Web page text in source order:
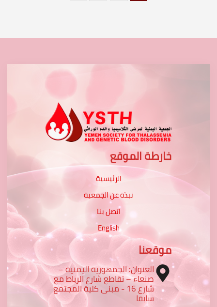
خارطة الموقع
الرئيسية
نبذة عن الجمعية
اتصل بنا
English
موقعنا
العنوان: الجمهورية اليمنية –
صنعاء – تقاطع شارع الرباط مع
شارع 16 - مبنى كلية المجتمع
سابقا